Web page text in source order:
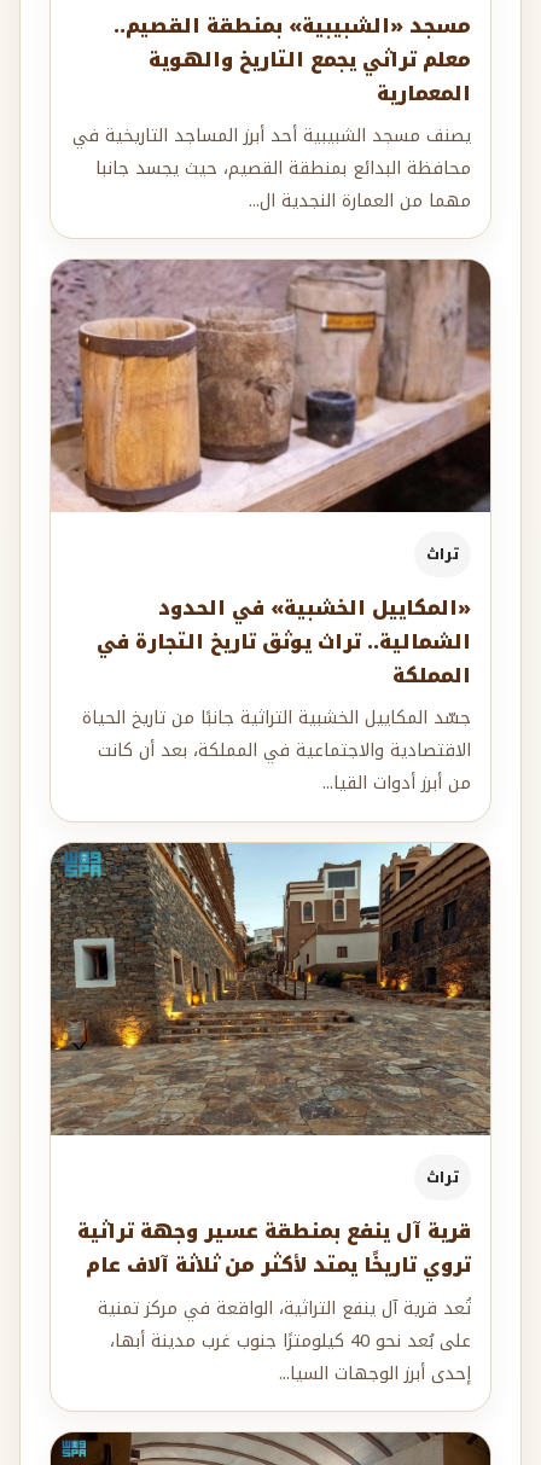
مسجد «الشبيبية» بمنطقة القصيم..
معلم تراثي يجمع التاريخ والهوية
المعمارية
يصنف مسجد الشبيبية أحد أبرز المساجد التاريخية في
محافظة البدائع بمنطقة القصيم، حيث يجسد جانبا
مهما من العمارة النجدية ال...
تراث
«المكاييل الخشبية» في الحدود
الشمالية.. تراث يوثق تاريخ التجارة في
المملكة
جسّد المكاييل الخشبية التراثية جانبًا من تاريخ الحياة
الاقتصادية والاجتماعية في المملكة، بعد أن كانت
من أبرز أدوات القيا...
تراث
قرية آل ينفع بمنطقة عسير وجهة تراثية
تروي تاريخًا يمتد لأكثر من ثلاثة آلاف عام
تُعد قرية آل ينفع التراثية، الواقعة في مركز تمنية
على بُعد نحو 40 كيلومترًا جنوب غرب مدينة أبها،
إحدى أبرز الوجهات السيا...